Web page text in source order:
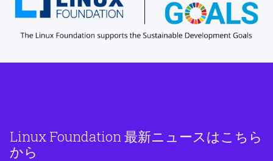
Linux Foundation 最新ニュースはこちら
から